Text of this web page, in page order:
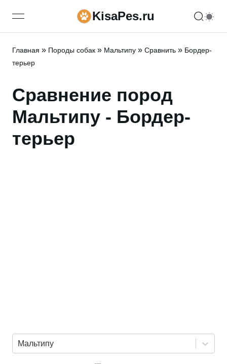
open navigation menuKisaPes.ru
Главная » Породы собак » Мальтипу » Сравнить » Бордер-
терьер
Сравнение пород
Мальтипу - Бордер-
терьер
Мальтипу